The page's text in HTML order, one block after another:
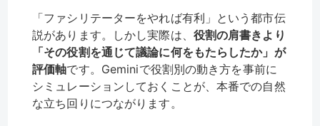
「ファシリテーターをやれば有利」という都市伝
説があります。しかし実際は、 役割の肩書きより
「その役割を通じて議論に何をもたらしたか」が
評価軸です。Geminiで役割別の動き方を事前に
シミュレーションしておくことが、本番での自然
な立ち回りにつながります。